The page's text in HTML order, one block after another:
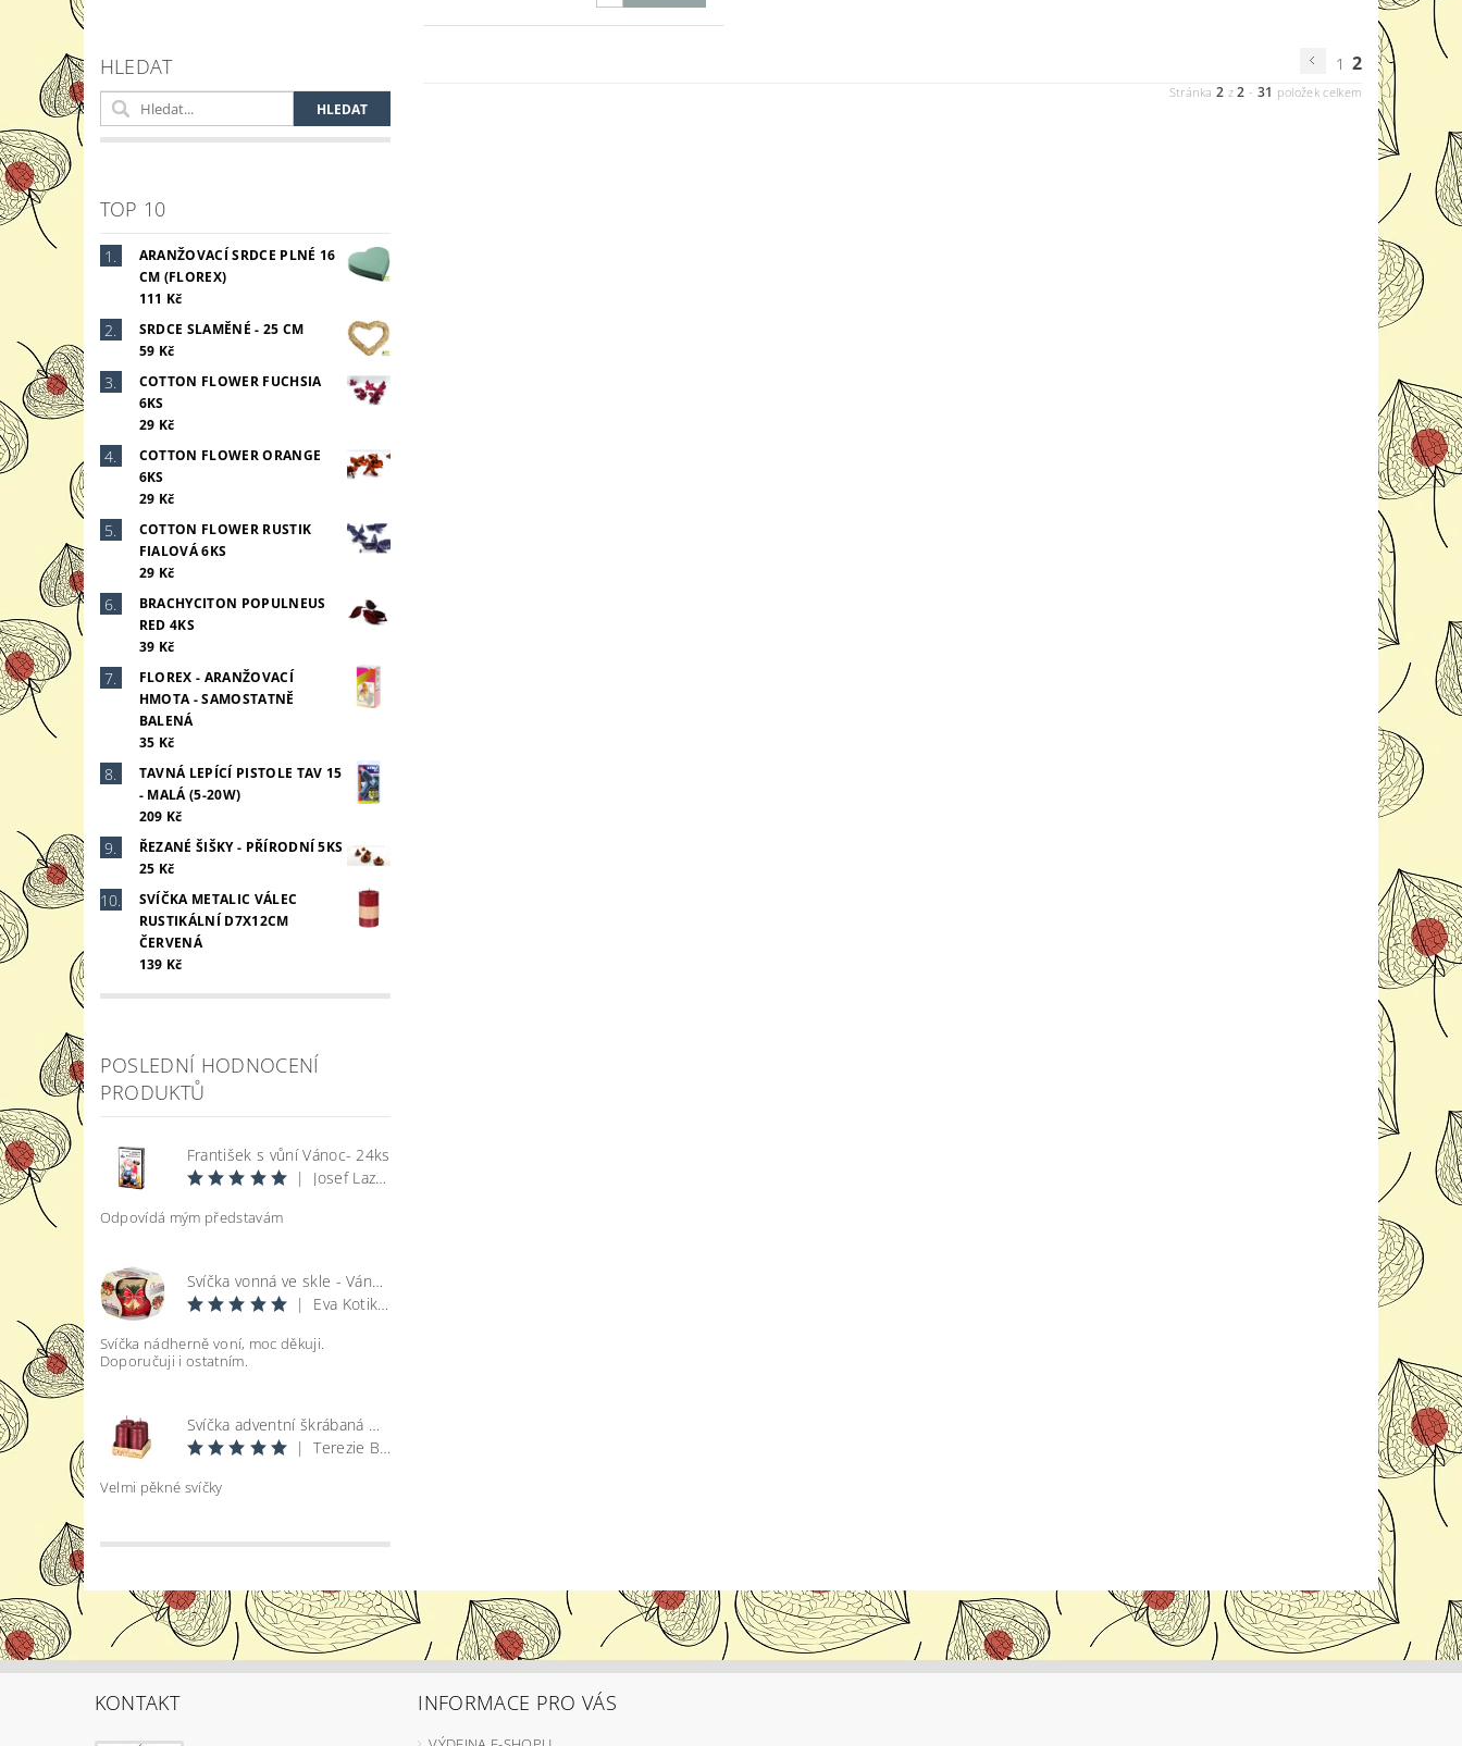
HLEDAT
TOP 10
ARANŽOVACÍ SRDCE PLNÉ 16
CM (FLOREX)
111 Kč
SRDCE SLAMĚNÉ - 25 CM
59 Kč
COTTON FLOWER FUCHSIA
6KS
29 Kč
COTTON FLOWER ORANGE
6KS
29 Kč
COTTON FLOWER RUSTIK
FIALOVÁ 6KS
29 Kč
BRACHYCITON POPULNEUS
RED 4KS
39 Kč
FLOREX - ARANŽOVACÍ
HMOTA - SAMOSTATNĚ
BALENÁ
35 Kč
TAVNÁ LEPÍCÍ PISTOLE TAV 15
- MALÁ (5-20W)
209 Kč
ŘEZANÉ ŠIŠKY - PŘÍRODNÍ 5KS
25 Kč
SVÍČKA METALIC VÁLEC
RUSTIKÁLNÍ D7X12CM
ČERVENÁ
139 Kč
POSLEDNÍ HODNOCENÍ
PRODUKTŮ
František s vůní Vánoc- 24ks
|
Josef Lazecký
Odpovídá mým představám
Svíčka vonná ve skle - Vánoce
|
Eva Kotikova
Svíčka nádherně voní, moc děkuji.
Doporučuji i ostatním.
Svíčka adventní škrábaná metal lesk - bordó d4x8cm 4ks
|
Terezie Bohatová
Velmi pěkné svíčky
1 2
Stránka2 z2 - 31 položek celkem
KONTAKT INFORMACE PRO VÁS